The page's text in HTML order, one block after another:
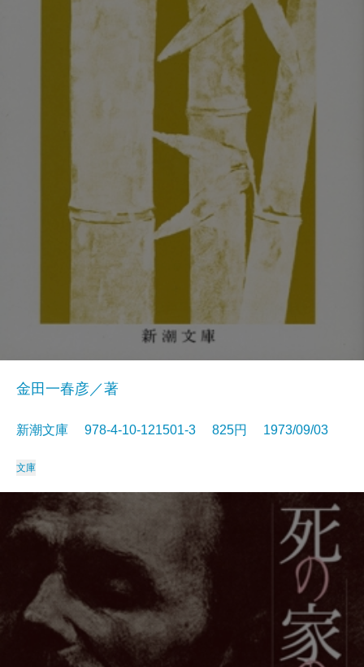
金田一春彦／著
新潮文庫 978-4-10-121501-3 825円 1973/09/03
文庫